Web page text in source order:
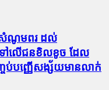
រសំណូមពរ ដល់
ទៅលើជនខិលខូច ដែល
បញ្ញើសង្ស័យមានលាក់